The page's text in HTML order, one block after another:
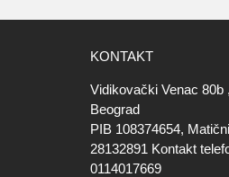
KONTAKT
Vidikovački Venac 80b
Beograd
PIB 108374654,
28132891 Kontakt
0114017669